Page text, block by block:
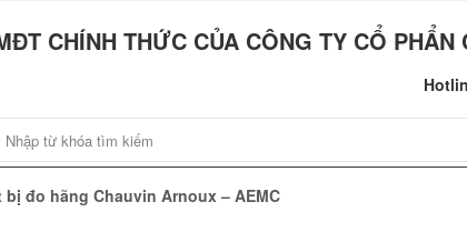
CHÍNH THỨC CỦA CÔNG TY CỔ
bị đo hãng Chauvin Arnoux – AEMC